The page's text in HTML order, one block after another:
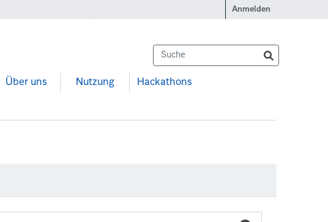
Anmelden
Über uns Nutzung Hackathons